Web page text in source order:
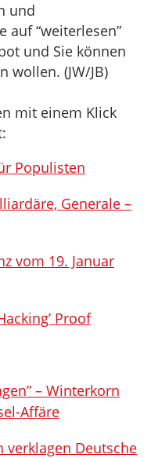
und
auf “weiterlesen”
und Sie können
wollen. (JW/JB)
mit einem Klick
Populisten
Generale –
vom 19. Januar
Proof
– Winterkorn
Affäre
verklagen Deutsche